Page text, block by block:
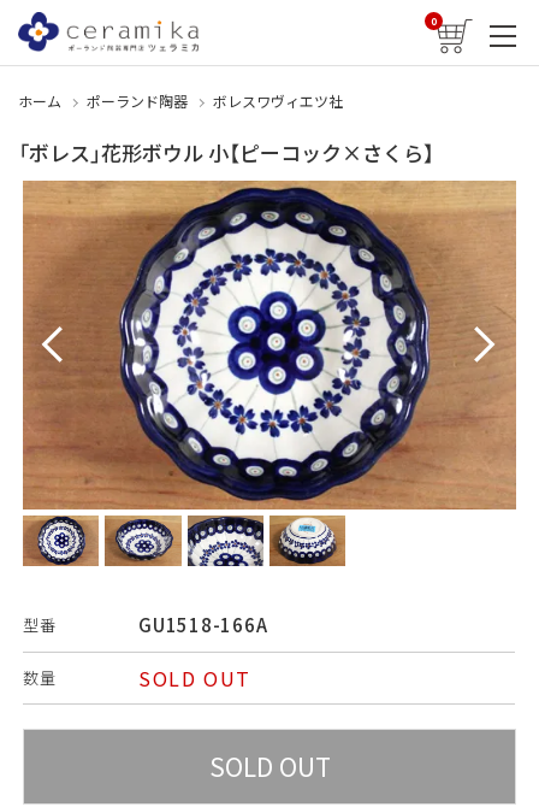
0
ホーム ポーランド陶器 ボレスワヴィエツ社
「ボレス」花形ボウル 小【ピーコック×さくら】
型番 GU1518-166A
数量 SOLD OUT